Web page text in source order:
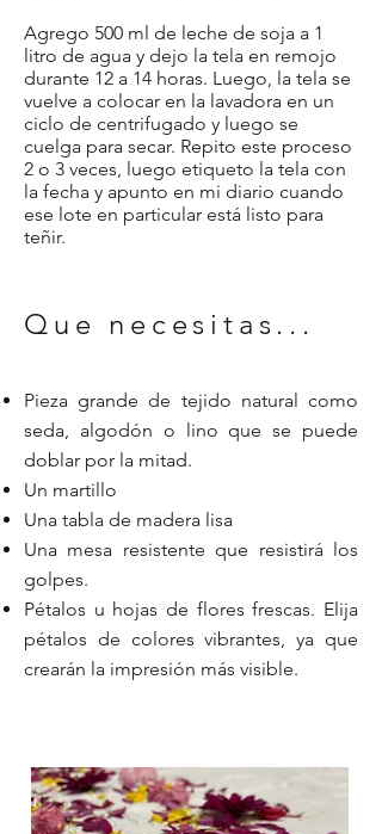
Agrego 500 ml de leche de soja a 1
litro de agua y dejo la tela en remojo
durante 12 a 14 horas. Luego, la tela se
vuelve a colocar en la lavadora en un
ciclo de centrifugado y luego se
cuelga para secar. Repito este proceso
2 o 3 veces, luego etiqueto la tela con
la fecha y apunto en mi diario cuando
ese lote en particular está listo para
teñir.
Que necesitas...
Pieza grande de tejido natural como
seda, algodón o lino que se puede
doblar por la mitad.
Un martillo
Una tabla de madera lisa
Una mesa resistente que resistirá los
golpes.
Pétalos u hojas de flores frescas. Elija
pétalos de colores vibrantes, ya que
crearán la impresión más visible.